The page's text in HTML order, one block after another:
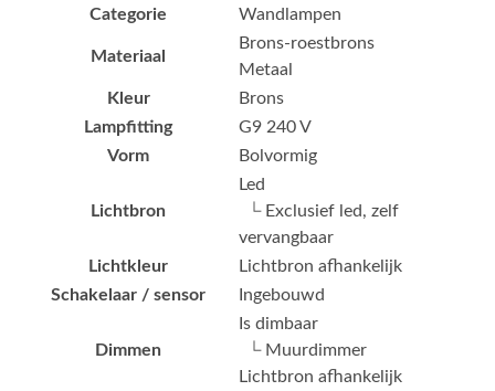
Categorie Wandlampen
Materiaal
Brons-roestbrons
Metaal
Kleur
Brons
Lampfitting
G9 240 V
Vorm
Bolvormig
Lichtbron
Led
└ Exclusief led, zelf
vervangbaar
Lichtkleur
Lichtbron afhankelijk
Schakelaar / sensor
Ingebouwd
Dimmen
Is dimbaar
└ Muurdimmer
Lichtbron afhankelijk